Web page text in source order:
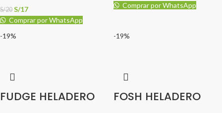
S/20 S/17
Comprar por WhatsApp
Comprar por WhatsApp
-19%
FUDGE HELADERO
-19%
FOSH HELADERO